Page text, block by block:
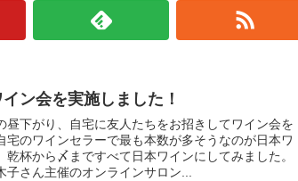
ン会を実施しました！
昼下がり、自宅に友人たちをお招きしてワイン会を
宅のワインセラーで最も本数が多そうなのが日本ワ
乾杯から〆まですべて日本ワインにしてみました。
子さん主催のオンラインサロン...